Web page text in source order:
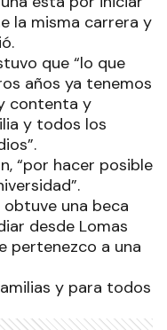
la misma carrera y
que “lo que
años ya tenemos
contenta y
y todos los
“por hacer posible
una beca
desde Lomas
pertenezco a una
y para todos